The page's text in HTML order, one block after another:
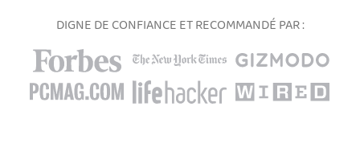
DIGNE DE CONFIANCE ET RECOMMANDÉ PAR :